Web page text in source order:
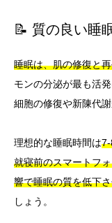
📝 質の良い睡
睡眠は、肌の修復と
モンの分泌が最も活
細胞の修復や新陳代謝
理想的な睡眠時間は
就寝前のスマートフ
響で睡眠の質を低下
しょう。